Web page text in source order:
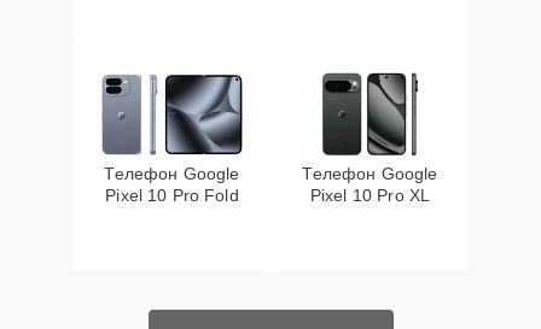
Телефон Google
Pixel 10 Pro Fold
Телефон Google
Pixel 10 Pro XL